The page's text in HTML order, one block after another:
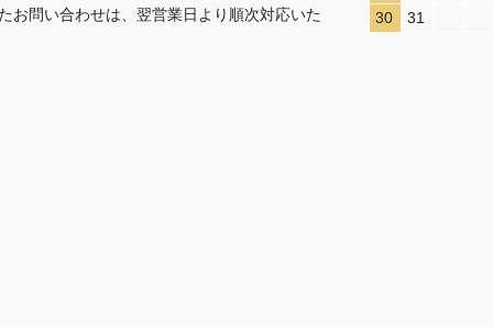
お問い合わせは、翌営業日より順次対応いた 30 31